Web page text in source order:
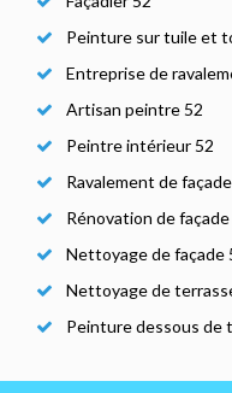
Peinture sur tuile et
Entreprise de
Artisan peintre 52
Peintre intérieur 52
Ravalement de
Rénovation de façade
Nettoyage de façade
Nettoyage de
Peinture dessous de